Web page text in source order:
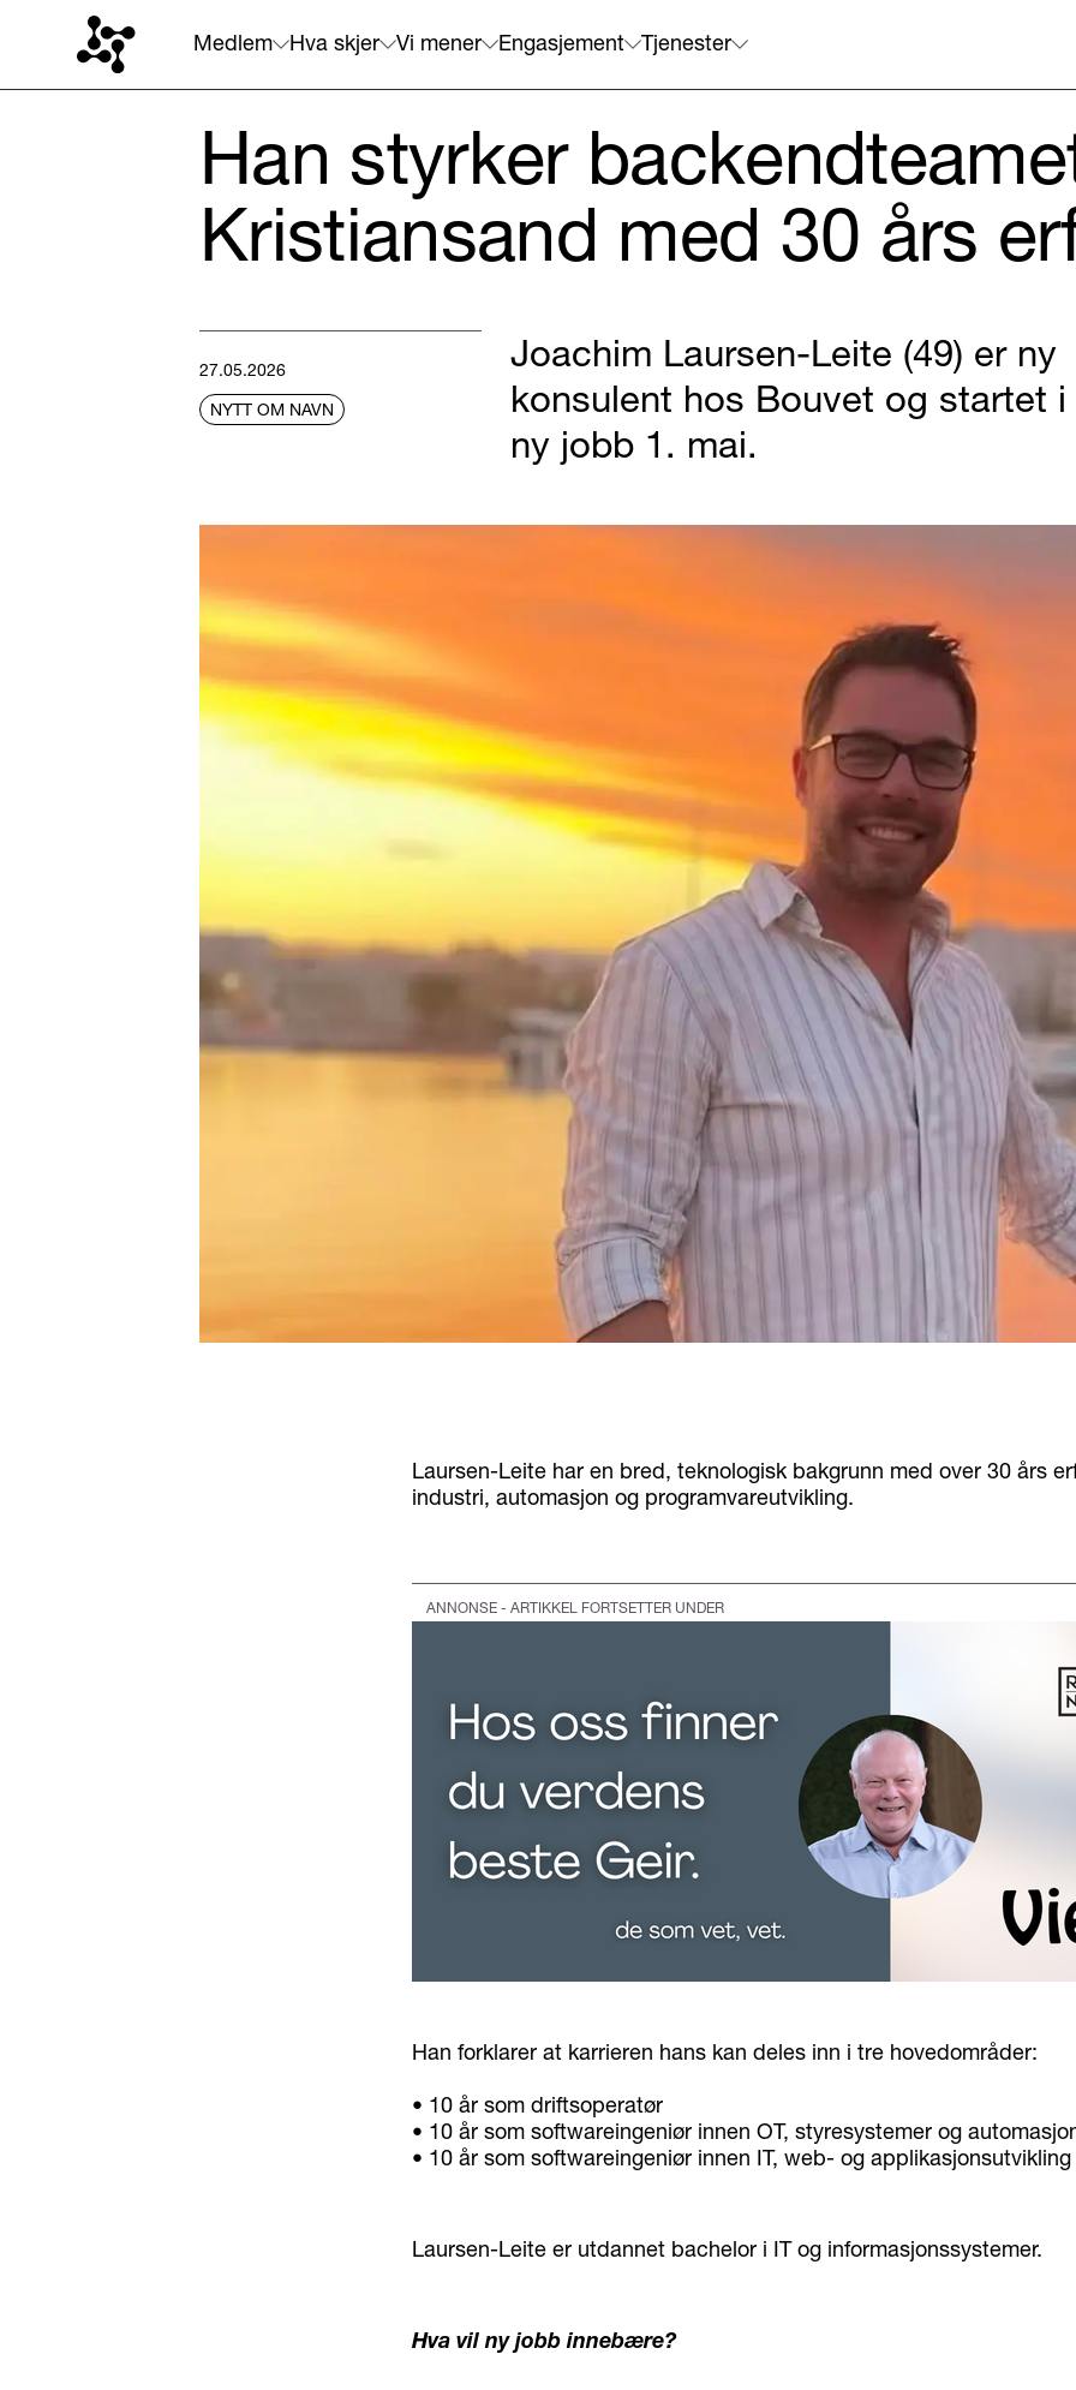
Medlem Hva skjer Vi mener Engasjement Tjenester
Han styrker
Kristiansand med 30 års
27.05.2026
NYTT OM NAVN
Joachim Laursen-Leite (49) er ny
konsulent hos Bouvet og startet i
ny jobb 1. mai.
Laursen-Leite har en bred, teknologisk bakgrunn med over 30 års
industri, automasjon og programvareutvikling.
ANNONSE - ARTIKKEL FORTSETTER UNDER
Han forklarer at karrieren hans kan deles inn i tre hovedområder:
• 10 år som driftsoperatør
• 10 år som softwareingeniør innen OT, styresystemer og
• 10 år som softwareingeniør innen IT, web- og applikasjonsutvikling
Laursen-Leite er utdannet bachelor i IT og informasjonssystemer.
Hva vil ny jobb innebære?